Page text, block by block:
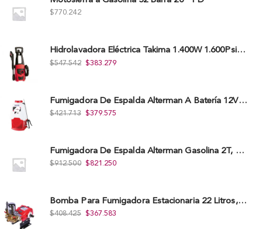
$770.242
Hidrolavadora Eléctrica Takima 1.400W 1.600Psi, Tkepw-1600-A.
$547.542 $383.279
Fumigadora De Espalda Alterman A Baterí­a 12V/12Ah, 20Litros, Xkes20.
$421.713 $379.575
Fumigadora De Espalda Alterman Gasolina 2T, 26 Cc, Bomba Nylon Libre Mantenimiento, Tf900-A.
$912.500 $821.250
Bomba Para Fumigadora Estacionaria 22 Litros, Xp22-I.
$408.425 $367.583